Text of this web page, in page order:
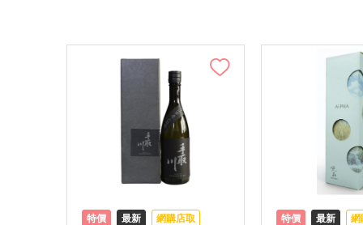
特價 最新 網購店取 特價 最新 網